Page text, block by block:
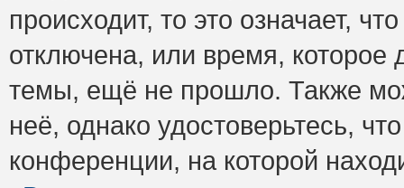
происходит, то это означает,
отключена, или время, которое
темы, ещё не прошло. Также
неё, однако удостоверьтесь,
конференции, на которой